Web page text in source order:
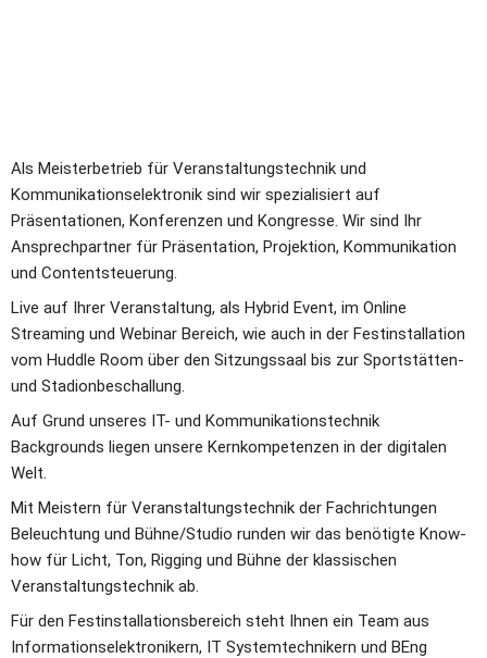
Als Meisterbetrieb für Veranstaltungstechnik und
Kommunikationselektronik sind wir spezialisiert auf
Präsentationen, Konferenzen und Kongresse. Wir sind Ihr
Ansprechpartner für Präsentation, Projektion, Kommunikation
und Contentsteuerung.
Live auf Ihrer Veranstaltung, als Hybrid Event, im Online
Streaming und Webinar Bereich, wie auch in der Festinstallation
vom Huddle Room über den Sitzungssaal bis zur Sportstätten-
und Stadionbeschallung.
Auf Grund unseres IT- und Kommunikationstechnik
Backgrounds liegen unsere Kernkompetenzen in der digitalen
Welt.
Mit Meistern für Veranstaltungstechnik der Fachrichtungen
Beleuchtung und Bühne/Studio runden wir das benötigte Know-
how für Licht, Ton, Rigging und Bühne der klassischen
Veranstaltungstechnik ab.
Für den Festinstallationsbereich steht Ihnen ein Team aus
Informationselektronikern, IT Systemtechnikern und BEng